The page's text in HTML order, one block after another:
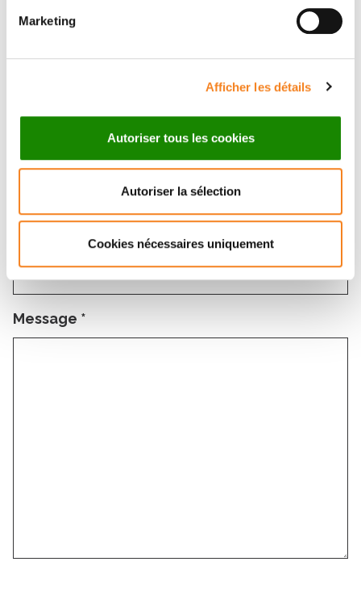
Marketing
Afficher les détails
Autoriser tous les cookies
Autoriser la sélection
Cookies nécessaires uniquement
Subject
Message *